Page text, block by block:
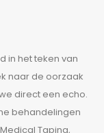
in het teken van
naar de oorzaak
direct een echo.
behandelingen
Taping,